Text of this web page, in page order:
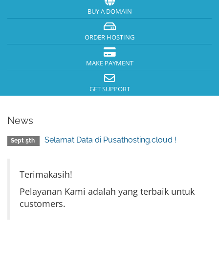
BUY A DOMAIN
ORDER HOSTING
MAKE PAYMENT
GET SUPPORT
News
Sept 5th Selamat Data di Pusathosting.cloud !
Terimakasih!
Pelayanan Kami adalah yang terbaik untuk
customers.